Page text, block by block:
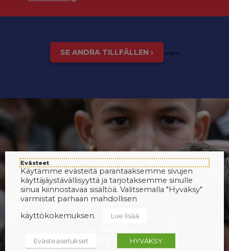
SE ANDRA TILLFÄLLEN › inspis
Evästeet
Käytämme evästeitä parantaaksemme sivujen
käyttäjäystävällisyyttä ja tarjotaksemme sinulle
sinua kiinnostavaa sisältöä. Valitsemalla "Hyväksy"
varmistat parhaan mahdollisen
käyttökokemuksen.
Lue lisää
Evästeasetukset HYVÄKSY